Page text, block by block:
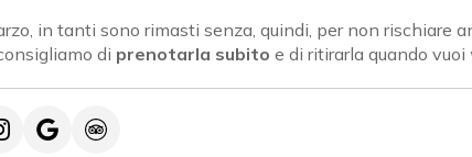
in tanti sono rimasti senza, quindi, per non rischiare
di prenotarla subito e di ritirarla quando vuoi